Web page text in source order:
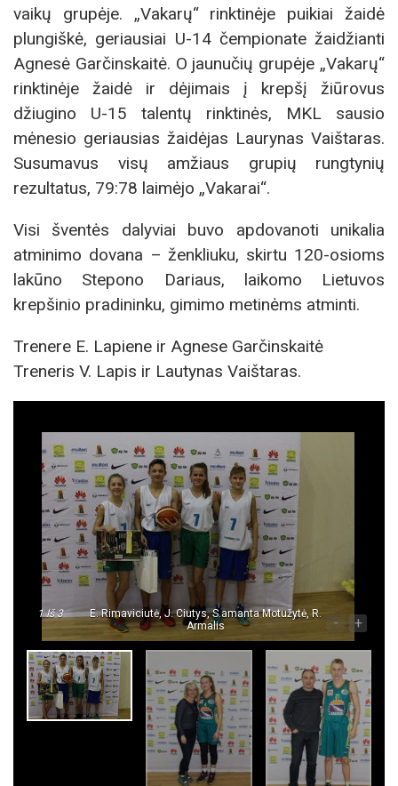
vaikų grupėje. „Vakarų“ rinktinėje puikiai žaidė
plungiškė, geriausiai U-14 čempionate žaidžianti
Agnesė Garčinskaitė. O jaunučių grupėje „Vakarų“
rinktinėje žaidė ir dėjimais į krepšį žiūrovus
džiugino U-15 talentų rinktinės, MKL sausio
mėnesio geriausias žaidėjas Laurynas Vaištaras.
Susumavus visų amžiaus grupių rungtynių
rezultatus, 79:78 laimėjo „Vakarai“.
Visi šventės dalyviai buvo apdovanoti unikalia
atminimo dovana – ženkliuku, skirtu 120-osioms
lakūno Stepono Dariaus, laikomo Lietuvos
krepšinio pradininku, gimimo metinėms atminti.
Trenere E. Lapiene ir Agnese Garčinskaitė
Treneris V. Lapis ir Lautynas Vaištaras.
1Iš 3
E. Rimaviciutė, J. Ciutys, S.amanta Motužytė, R.
Armalis
- +